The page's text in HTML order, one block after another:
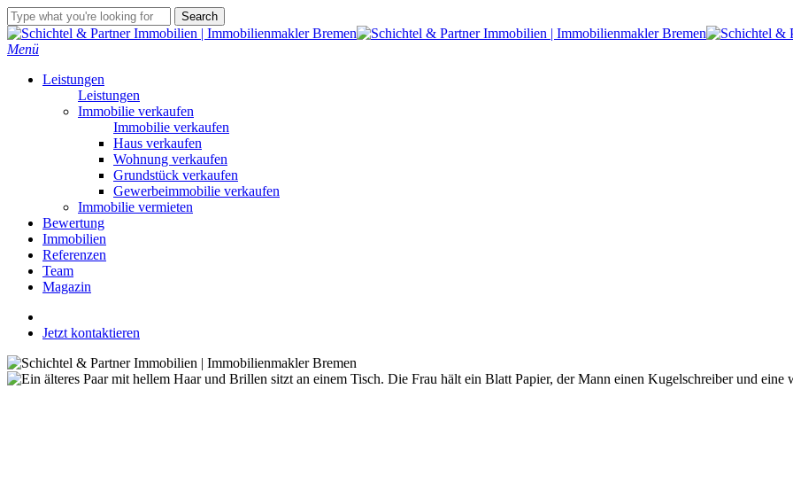
Skip
to
main
Search
Close
Search
Menü
Leistungen
Leistungen
Immobilie verkaufen
Immobilie verkaufen
Haus verkaufen
Wohnung verkaufen
Grundstück verkaufen
Gewerbeimmobilie verkaufen
Immobilie vermieten
Bewertung
Immobilien
Referenzen
Team
Magazin
Jetzt kontaktieren